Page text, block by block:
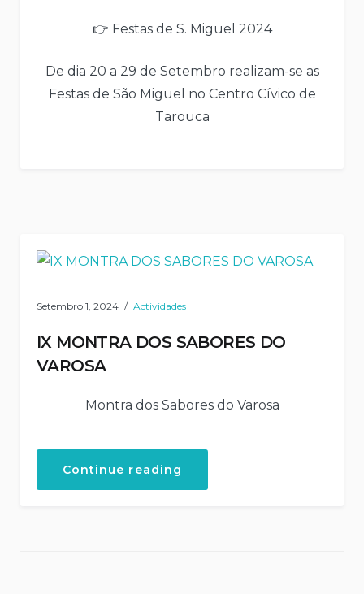
👉 Festas de S. Miguel 2024
De dia 20 a 29 de Setembro realizam-se as
Festas de São Miguel no Centro Cívico de
Tarouca
Setembro 1, 2024 Actividades
IX MONTRA DOS SABORES DO
VAROSA
Montra dos Sabores do Varosa
Continue reading
DOS